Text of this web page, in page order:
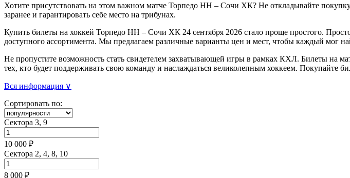
Хотите присутствовать на этом важном матче Торпедо НН – Сочи ХК? Не откладывайте
заранее и гарантировать себе место на трибунах.
Купить билеты на хоккей Торпедо НН – Сочи ХК 24 сентября 2026 стало проще простого.
доступного ассортимента. Мы предлагаем различные варианты цен и мест, чтобы каждый мог
Не пропустите возможность стать свидетелем захватывающей игры в рамках КХЛ. Билеты на
тех, кто будет поддерживать свою команду и наслаждаться великолепным хоккеем. Покупайте
Вся информация ∨
Сортировать по:
Сектора 3, 9
10 000 ₽
Сектора 2, 4, 8, 10
8 000 ₽